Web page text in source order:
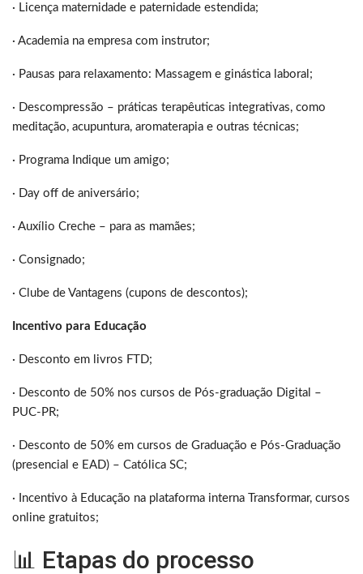
· Licença maternidade e paternidade estendida;
· Academia na empresa com instrutor;
· Pausas para relaxamento: Massagem e ginástica laboral;
· Descompressão – práticas terapêuticas integrativas, como
meditação, acupuntura, aromaterapia e outras técnicas;
· Programa Indique um amigo;
· Day off de aniversário;
· Auxílio Creche – para as mamães;
· Consignado;
· Clube de Vantagens (cupons de descontos);
Incentivo para Educação
· Desconto em livros FTD;
· Desconto de 50% nos cursos de Pós-graduação Digital –
PUC-PR;
· Desconto de 50% em cursos de Graduação e Pós-Graduação
(presencial e EAD) – Católica SC;
· Incentivo à Educação na plataforma interna Transformar, cursos
online gratuitos;
📊 Etapas do processo